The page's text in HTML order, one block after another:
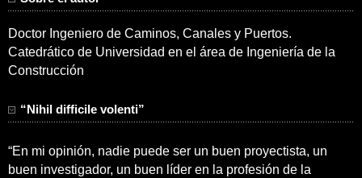
Doctor Ingeniero de Caminos, Canales y Puertos.
Catedrático de Universidad en el área de Ingeniería de la
Construcción
“Nihil difficile volenti”
“En mi opinión, nadie puede ser un buen proyectista, un
buen investigador, un buen líder en la profesión de la